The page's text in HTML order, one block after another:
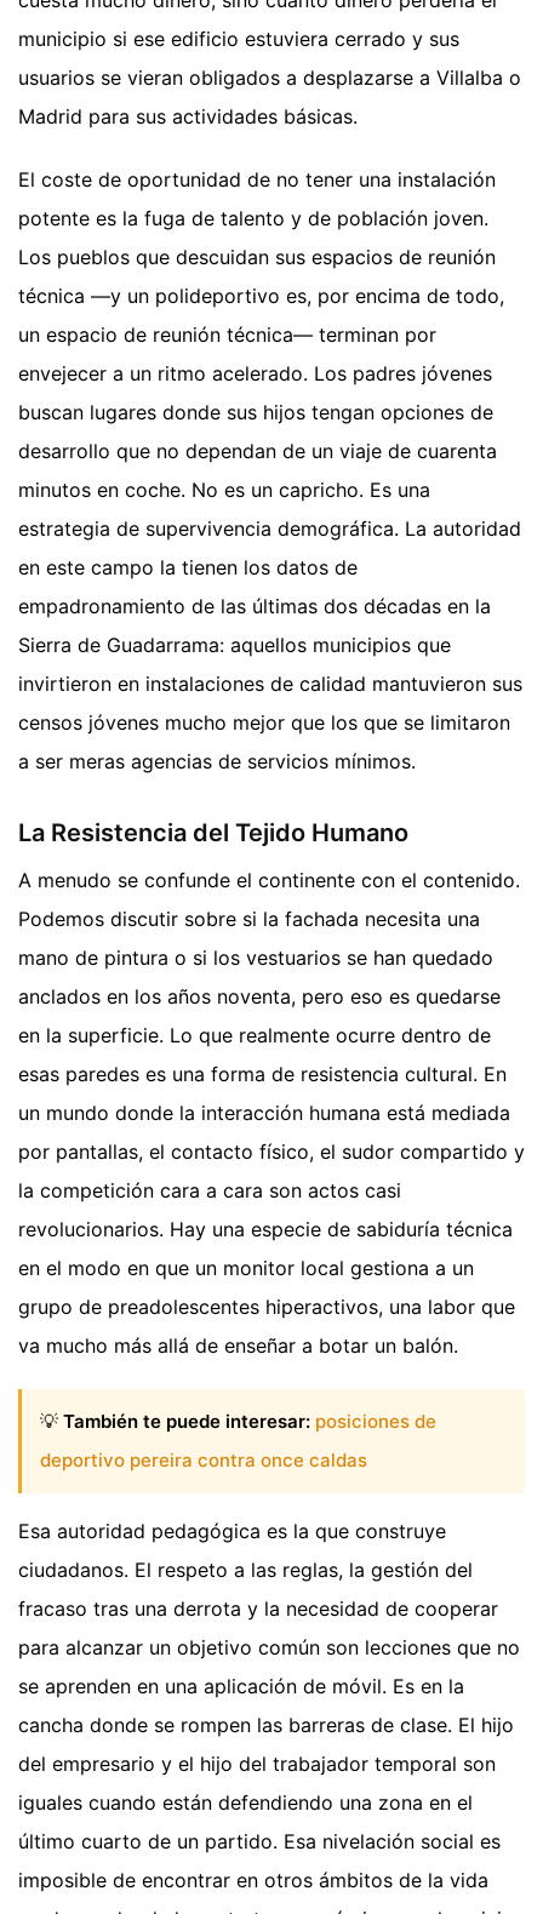
municipio si ese edificio estuviera cerrado y sus
usuarios se vieran obligados a desplazarse a Villalba o
Madrid para sus actividades básicas.
El coste de oportunidad de no tener una instalación
potente es la fuga de talento y de población joven.
Los pueblos que descuidan sus espacios de reunión
técnica —y un polideportivo es, por encima de todo,
un espacio de reunión técnica— terminan por
envejecer a un ritmo acelerado. Los padres jóvenes
buscan lugares donde sus hijos tengan opciones de
desarrollo que no dependan de un viaje de cuarenta
minutos en coche. No es un capricho. Es una
estrategia de supervivencia demográfica. La autoridad
en este campo la tienen los datos de
empadronamiento de las últimas dos décadas en la
Sierra de Guadarrama: aquellos municipios que
invirtieron en instalaciones de calidad mantuvieron sus
censos jóvenes mucho mejor que los que se limitaron
a ser meras agencias de servicios mínimos.
La Resistencia del Tejido Humano
A menudo se confunde el continente con el contenido.
Podemos discutir sobre si la fachada necesita una
mano de pintura o si los vestuarios se han quedado
anclados en los años noventa, pero eso es quedarse
en la superficie. Lo que realmente ocurre dentro de
esas paredes es una forma de resistencia cultural. En
un mundo donde la interacción humana está mediada
por pantallas, el contacto físico, el sudor compartido y
la competición cara a cara son actos casi
revolucionarios. Hay una especie de sabiduría técnica
en el modo en que un monitor local gestiona a un
grupo de preadolescentes hiperactivos, una labor que
va mucho más allá de enseñar a botar un balón.
💡 También te puede interesar: posiciones de
deportivo pereira contra once caldas
Esa autoridad pedagógica es la que construye
ciudadanos. El respeto a las reglas, la gestión del
fracaso tras una derrota y la necesidad de cooperar
para alcanzar un objetivo común son lecciones que no
se aprenden en una aplicación de móvil. Es en la
cancha donde se rompen las barreras de clase. El hijo
del empresario y el hijo del trabajador temporal son
iguales cuando están defendiendo una zona en el
último cuarto de un partido. Esa nivelación social es
imposible de encontrar en otros ámbitos de la vida